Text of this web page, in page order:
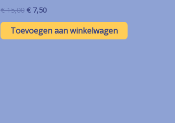
€15,00 Oorspronkelijke
was:
€ 15,00.
€ 7,50Huidige
is:
€ 7,50.
Toevoegen aan winkelwagen